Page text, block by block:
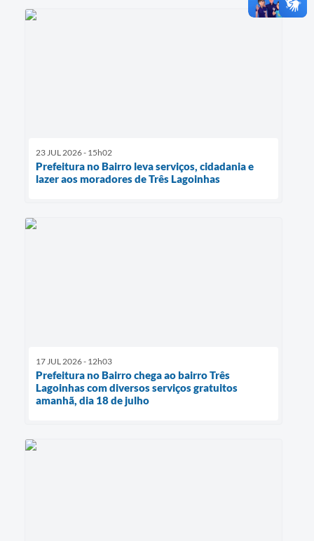
23 JUL 2026 - 15h02
Prefeitura no Bairro leva serviços, cidadania e
lazer aos moradores de Três Lagoinhas
17 JUL 2026 - 12h03
Prefeitura no Bairro chega ao bairro Três
Lagoinhas com diversos serviços gratuitos
amanhã, dia 18 de julho